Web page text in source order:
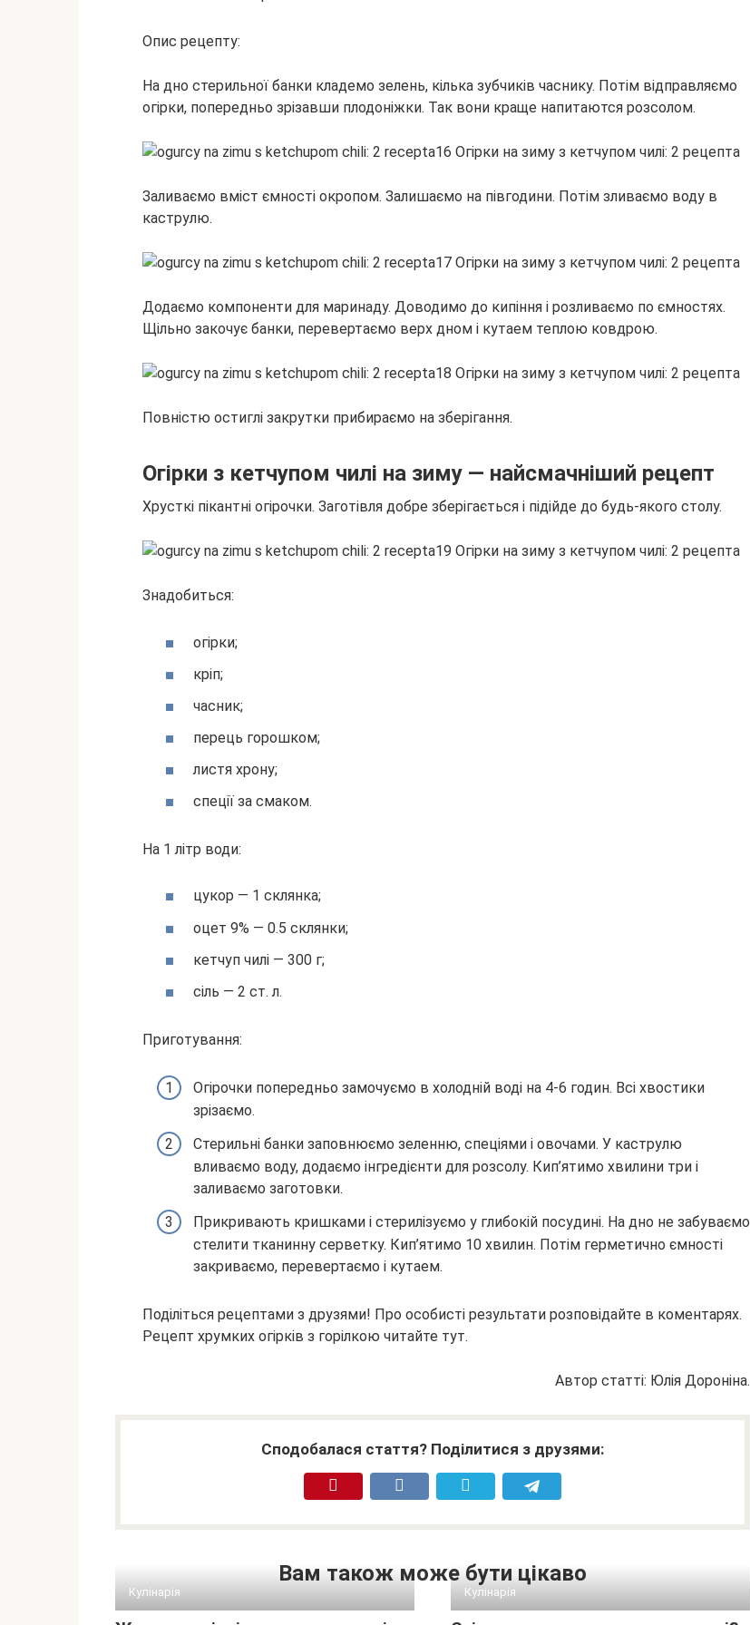
Опис рецепту:
На дно стерильної банки кладемо зелень, кілька зубчиків часнику. Потім відправляємо
огірки, попередньо зрізавши плодоніжки. Так вони краще напитаются розсолом.
Заливаємо вміст ємності окропом. Залишаємо на півгодини. Потім зливаємо воду в
каструлю.
Додаємо компоненти для маринаду. Доводимо до кипіння і розливаємо по ємностях.
Щільно закочує банки, перевертаємо верх дном і кутаем теплою ковдрою.
Повністю остиглі закрутки прибираємо на зберігання.
Огірки з кетчупом чилі на зиму — найсмачніший рецепт
Хрусткі пікантні огірочки. Заготівля добре зберігається і підійде до будь-якого столу.
Знадобиться:
огірки;
кріп;
часник;
перець горошком;
листя хрону;
спеції за смаком.
На 1 літр води:
цукор — 1 склянка;
оцет 9% — 0.5 склянки;
кетчуп чилі — 300 г;
сіль — 2 ст. л.
Приготування:
Огірочки попередньо замочуємо в холодній воді на 4-6 годин. Всі хвостики
зрізаємо.
Стерильні банки заповнюємо зеленню, спеціями і овочами. У каструлю
вливаємо воду, додаємо інгредієнти для розсолу. Кип’ятимо хвилини три і
заливаємо заготовки.
Прикривають кришками і стерилізуємо у глибокій посудині. На дно не забуваємо
стелити тканинну серветку. Кип’ятимо 10 хвилин. Потім герметично ємності
закриваємо, перевертаємо і кутаем.
Поділіться рецептами з друзями! Про особисті результати розповідайте в коментарях.
Рецепт хрумких огірків з горілкою читайте тут.
Автор статті: Юлія Дороніна.
Сподобалася стаття? Поділитися з друзями:
Вам також може бути цікаво
Кулінарія Кулінарія